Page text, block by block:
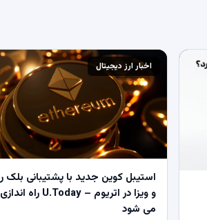
اخبار ارز دیجیتال
استیبل کوین جدید با پشتیبانی بلک
و ویزا در اتریوم – U.Today راه اندازی
می شود